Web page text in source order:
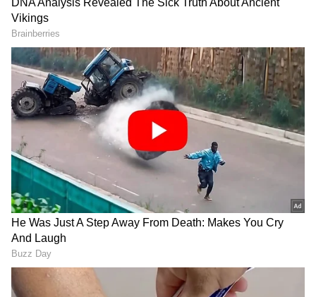
ಕಟಕ(Cancer):
ಪ್ರಾಬಲ್ಯ ಹೆಚ್ಚಾಗುತ್ತದೆ. ಗೊಂದಲದ ಕೆಲಸವನ್ನು ಸ್ನೇಹಿತರ
DOWNLOAD APP
RECOMMENDED STORIES